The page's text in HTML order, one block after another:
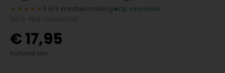
★★★★★ 4.9/5 klantbeoordeling
Op voorraad
€17,95
Inclusief btw